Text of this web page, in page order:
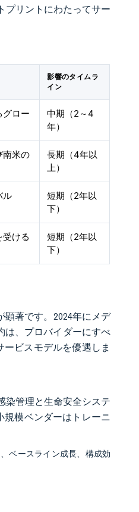
プリントにわたってサー
影響のタイムラ
イン
グロー
中期（2～4
年）
南米の
長期（4年以
上）
ル
短期（2年以
下）
ける
短期（2年以
下）
著です。2024年にメデ
は、プロバイダーにすべ
ビスモデルを優遇しま
染管理と生命安全システ
規模ベンダーはトレーニ
ベースライン成長、構成効